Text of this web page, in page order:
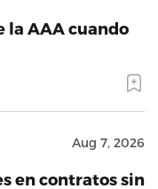
la AAA cuando
Aug 7, 2026
en contratos sin